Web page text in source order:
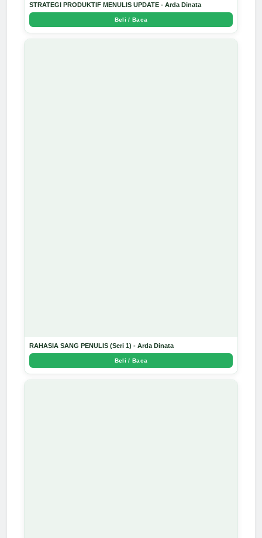
STRATEGI PRODUKTIF MENULIS UPDATE - Arda Dinata
Beli / Baca
RAHASIA SANG PENULIS (Seri 1) - Arda Dinata
Beli / Baca